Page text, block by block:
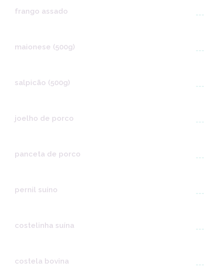
frango assado ---
maionese (500g) ---
salpicão (500g) ---
joelho de porco ---
panceta de porco ---
pernil suíno ---
costelinha suína ---
costela bovina ---